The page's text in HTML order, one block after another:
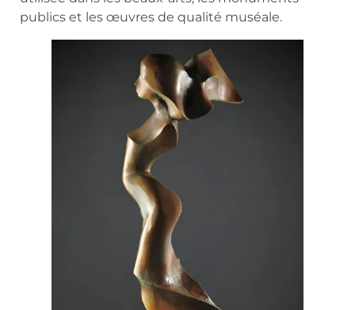
publics et les œuvres de qualité muséale.